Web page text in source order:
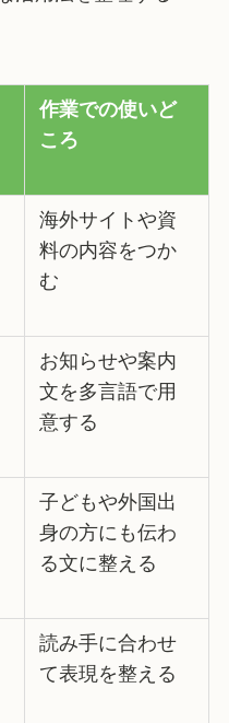
作業での使いど
ころ
海外サイトや資
料の内容をつか
む
お知らせや案内
文を多言語で用
意する
子どもや外国出
身の方にも伝わ
る文に整える
読み手に合わせ
て表現を整える